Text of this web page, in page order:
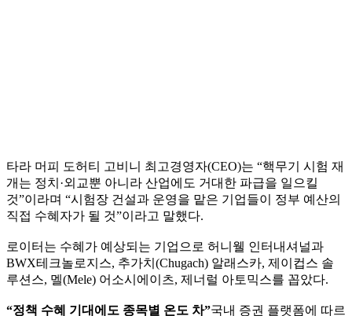
타라 머피 도허티 고비니 최고경영자(CEO)는 “핵무기 시험 재
개는 정치·외교뿐 아니라 산업에도 거대한 파급을 일으킬
것”이라며 “시험장 건설과 운영을 맡은 기업들이 정부 예산의
직접 수혜자가 될 것”이라고 말했다.
로이터는 수혜가 예상되는 기업으로 허니웰 인터내셔널과
BWX테크놀로지스, 추가치(Chugach) 알래스카, 제이컵스 솔
루션스, 멜(Mele) 어소시에이츠, 제너럴 아토믹스를 꼽았다.
“정책 수혜 기대에도 종목별 온도 차”국내 증권 플랫폼에 따르